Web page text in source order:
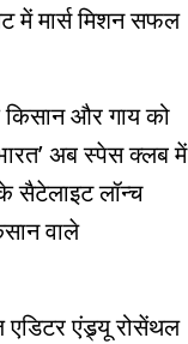
में मार्स मिशन सफल
और गाय को
अब स्पेस क्लब में
सैटेलाइट लॉन्च
वाले
एडिटर एंड्र्यू रोसेंथल